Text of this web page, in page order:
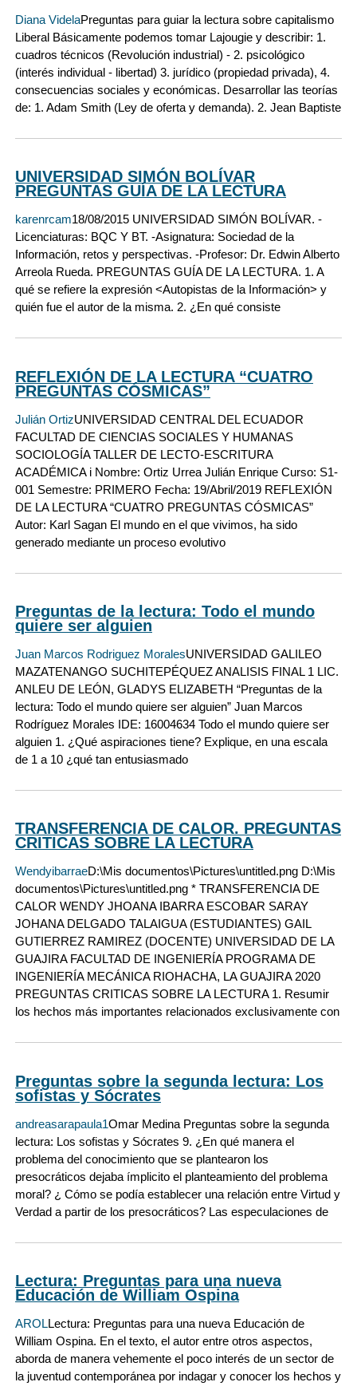
Diana VidelaPreguntas para guiar la lectura sobre capitalismo
Liberal Básicamente podemos tomar Lajougie y describir: 1.
cuadros técnicos (Revolución industrial) - 2. psicológico
(interés individual - libertad) 3. jurídico (propiedad privada), 4.
consecuencias sociales y económicas. Desarrollar las teorías
de: 1. Adam Smith (Ley de oferta y demanda). 2. Jean Baptiste
UNIVERSIDAD SIMÓN BOLÍVAR
PREGUNTAS GUÍA DE LA LECTURA
karenrcam18/08/2015 UNIVERSIDAD SIMÓN BOLÍVAR. -
Licenciaturas: BQC Y BT. -Asignatura: Sociedad de la
Información, retos y perspectivas. -Profesor: Dr. Edwin Alberto
Arreola Rueda. PREGUNTAS GUÍA DE LA LECTURA. 1. A
qué se refiere la expresión <Autopistas de la Información> y
quién fue el autor de la misma. 2. ¿En qué consiste
REFLEXIÓN DE LA LECTURA “CUATRO
PREGUNTAS CÓSMICAS”
Julián OrtizUNIVERSIDAD CENTRAL DEL ECUADOR
FACULTAD DE CIENCIAS SOCIALES Y HUMANAS
SOCIOLOGÍA TALLER DE LECTO-ESCRITURA
ACADÉMICA i Nombre: Ortiz Urrea Julián Enrique Curso: S1-
001 Semestre: PRIMERO Fecha: 19/Abril/2019 REFLEXIÓN
DE LA LECTURA “CUATRO PREGUNTAS CÓSMICAS”
Autor: Karl Sagan El mundo en el que vivimos, ha sido
generado mediante un proceso evolutivo
Preguntas de la lectura: Todo el mundo
quiere ser alguien
Juan Marcos Rodriguez MoralesUNIVERSIDAD GALILEO
MAZATENANGO SUCHITEPÉQUEZ ANALISIS FINAL 1 LIC.
ANLEU DE LEÓN, GLADYS ELIZABETH “Preguntas de la
lectura: Todo el mundo quiere ser alguien” Juan Marcos
Rodríguez Morales IDE: 16004634 Todo el mundo quiere ser
alguien 1. ¿Qué aspiraciones tiene? Explique, en una escala
de 1 a 10 ¿qué tan entusiasmado
TRANSFERENCIA DE CALOR. PREGUNTAS
CRITICAS SOBRE LA LECTURA
WendyibarraeD:\Mis documentos\Pictures\untitled.png D:\Mis
documentos\Pictures\untitled.png * TRANSFERENCIA DE
CALOR WENDY JHOANA IBARRA ESCOBAR SARAY
JOHANA DELGADO TALAIGUA (ESTUDIANTES) GAIL
GUTIERREZ RAMIREZ (DOCENTE) UNIVERSIDAD DE LA
GUAJIRA FACULTAD DE INGENIERÍA PROGRAMA DE
INGENIERÍA MECÁNICA RIOHACHA, LA GUAJIRA 2020
PREGUNTAS CRITICAS SOBRE LA LECTURA 1. Resumir
los hechos más importantes relacionados exclusivamente con
Preguntas sobre la segunda lectura: Los
sofistas y Sócrates
andreasarapaula1Omar Medina Preguntas sobre la segunda
lectura: Los sofistas y Sócrates 9. ¿En qué manera el
problema del conocimiento que se plantearon los
presocráticos dejaba ímplicito el planteamiento del problema
moral? ¿ Cómo se podía establecer una relación entre Virtud y
Verdad a partir de los presocráticos? Las especulaciones de
Lectura: Preguntas para una nueva
Educación de William Ospina
AROLLectura: Preguntas para una nueva Educación de
William Ospina. En el texto, el autor entre otros aspectos,
aborda de manera vehemente el poco interés de un sector de
la juventud contemporánea por indagar y conocer los hechos y